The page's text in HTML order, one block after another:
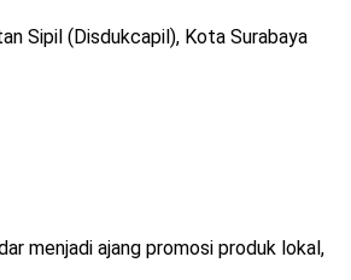
Sipil (Disdukcapil), Kota Surabaya
menjadi ajang promosi produk lokal,